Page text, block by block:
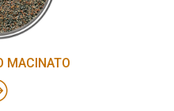
MACINATO